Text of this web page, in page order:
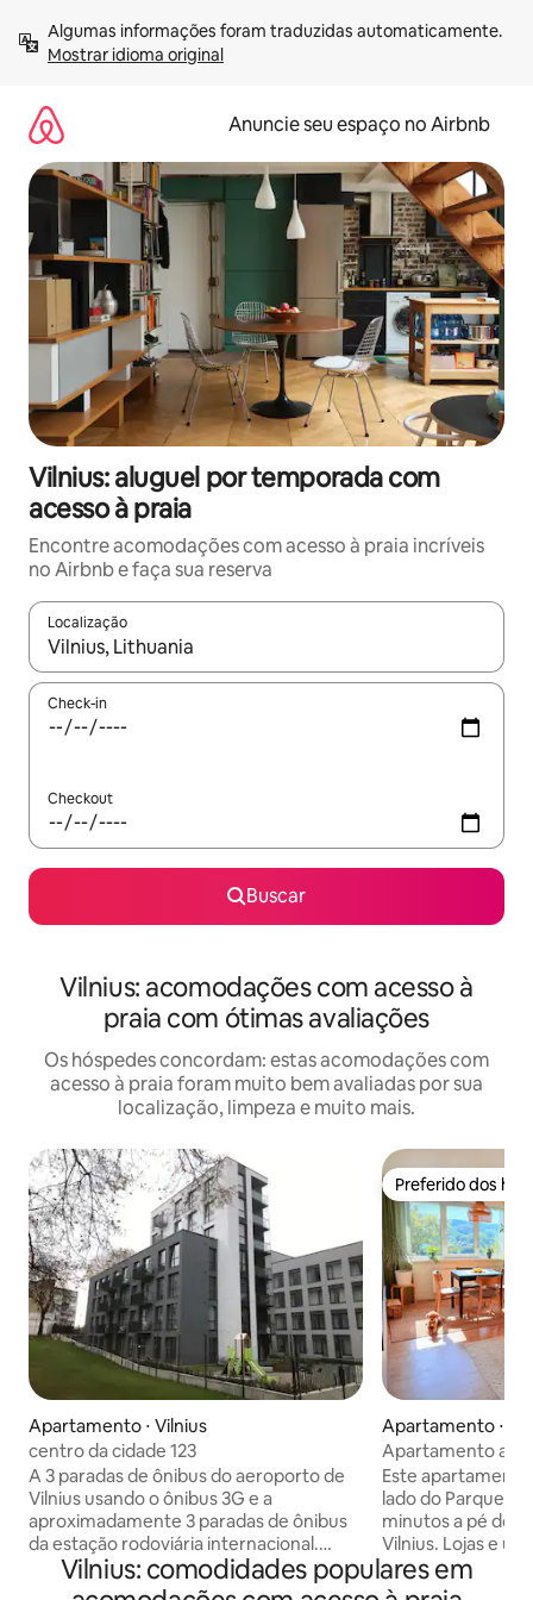
para
Mostrar idioma original
Anuncie seu espaço no Airbnb
Vilnius: aluguel por temporada com
acesso à praia
Encontre acomodações com acesso à praia incríveis
no Airbnb e faça sua reserva
Localização
Quando os resultados estiverem disponíveis, explore-os
Check-in
Checkout
Buscar
Vilnius: acomodações com acesso à
praia com ótimas avaliações
Os hóspedes concordam: estas acomodações com
acesso à praia foram muito bem avaliadas por sua
localização, limpeza e muito mais.
Apartamento ⋅ Vilnius
centro da cidade 123
A 3 paradas de ônibus do aeroporto de
Vilnius usando o ônibus 3G e a
aproximadamente 3 paradas de ônibus
da estação rodoviária internacional.
Perto da LITEXPO, dos distritos
comerciais industriais, do
Preferido dos
Preferido dos
Apartamento ⋅
Apartamento
cidade velha e da
Este
lado do Parque
minutos a pé do
Vilnius. Lojas e
a poucos minutos
transporte
Vilnius: comodidades populares em